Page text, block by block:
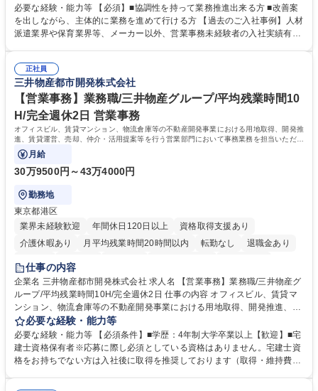
善をお任せ。 【教育制度】ご入社後、育成担当とペアになりながらOJTに
て業務を覚えていただくことが可能です。業務システムがきちんと構築さ
れているため、スムーズに仕事に慣れることができる環境です。また、
募集職種 【大阪・京都・滋賀】営業事務 ※未経験可
必要な経験・能力等 【必須】■協調性を持って業務推進出来る方 ■改善案
を出しながら、主体的に業務を進めて行ける方 【過去のご入社事例】人材
派遣業界や保育業界等、メーカー以外、営業事務未経験者の入社実績有
えて、お客様や社員の状況に合わせ、能動的なサポート、改善の動きも期
待され。組織を支えるスペシャリストとして、チームに貢献し、結果的に
社員から頼られる存在になることができます。平均19:30の退勤以降の業
務の持ち帰りも禁止されており、メリハリのある働き方となります。 学
歴・資格 学歴：大学院 大学 高専 短大 語学力： 資格：
正社員
三井物産都市開発株式会社
【営業事務】業務職/三井物産グループ/平均残業時間10
H/完全週休2日 営業事務
オフィスビル、賃貸マンション、物流倉庫等の不動産開発事業における用地取得、開発推
進、賃貸運営、売却、仲介・活用提案等を行う営業部門において事務業務を担当いただき
ます。
月給
30万9500円～43万4000円
勤務地
東京都港区
業界未経験歓迎
年間休日120日以上
資格取得支援あり
介護休暇あり
月平均残業時間20時間以内 転勤なし
退職金あり
在宅OK
賞与あり
駅近5分以内
土日祝休み 寮・社宅あり
仕事の内容
企業名 三井物産都市開発株式会社 求人名 【営業事務】業務職/三井物産グ
ループ/平均残業時間10H/完全週休2日 仕事の内容 オフィスビル、賃貸マ
ンション、物流倉庫等の不動産開発事業における用地取得、開発推進、賃
貸運営、売却、仲介・活用提案等を行う営業部門において事務業務を担当
いただきます。 【詳細】・契約書管理、契約書製本、捺印対応、ファイリ
ング、登記簿取得、調書取得・支払業務（各種費用支払、支払管理、請
求・支払データ登録、取引先マスター申請対応）・予算作成及び予実管
必要な経験・能力等
必要な経験・能力等 【必須条件】■学歴：4年制大学卒業以上【歓迎】■宅
建士資格保有者※応募に際し必須としている資格はありません。宅建士資
格をお持ちでない方は入社後に取得を推奨しております（取得・維持費用